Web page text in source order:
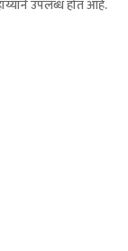
उपलब्ध होत आहे.